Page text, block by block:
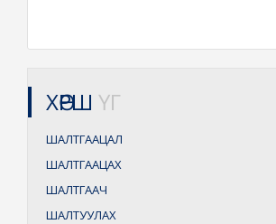
ХӨРШ ҮГ
ШАЛТГААЦАЛ
ШАЛТГААЦАХ
ШАЛТГААЧ
ШАЛТУУЛАХ